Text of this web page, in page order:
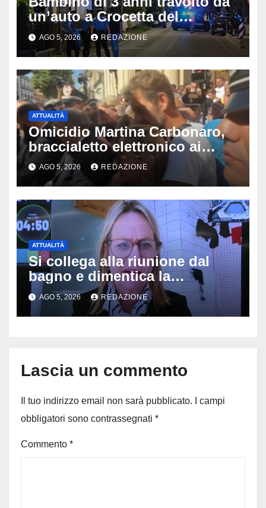
un’auto a Crocetta del
Montello: è gravissimo,
trasportato in elicottero a
Padova
AGO 5, 2026 REDAZIONE
ATTUALITÀ
Omicidio Martina Carbonaro,
braccialetto elettronico ai
genitori della 14enne: non
potranno avvicinarsi alla
famiglia di Alessio Tucci
AGO 5, 2026 REDAZIONE
ATTUALITÀ
Si collega alla riunione dal
bagno e dimentica la
telecamera accesa: tutti
vedono il bucato, il video
diventa virale
AGO 5, 2026 REDAZIONE
Lascia un commento
Il tuo indirizzo email non sarà pubblicato.
I campi
obbligatori sono contrassegnati *
Commento *